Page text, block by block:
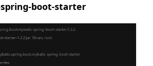
boot-starter